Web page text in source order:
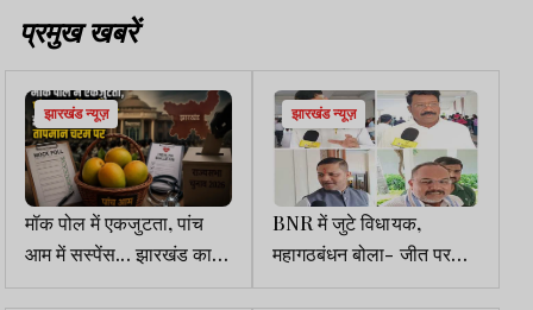
प्रमुख खबरें
झारखंड न्यूज़
मॉक पोल में एकजुटता, पांच
आम में सस्पेंस... झारखंड का
चुनावी तापमान चरम पर
झारखंड न्यूज़
BNR में जुटे विधायक,
महागठबंधन बोला- जीत पर
200 फीसदी भरोसा